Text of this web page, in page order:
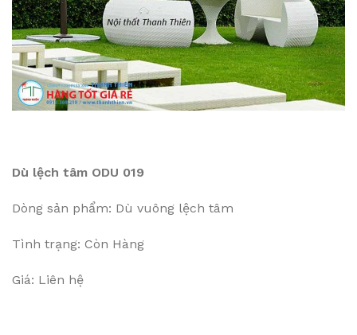
Dù lệch tâm ODU 019
Dòng sản phẩm: Dù vuông lệch tâm
Tình trạng: Còn Hàng
Giá: Liên hệ